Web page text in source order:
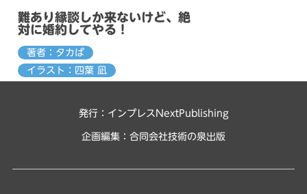
難あり縁談しか来ないけど、絶
対に婚約してやる！
著者：タカば
イラスト：四葉 凪
発行：インプレスNextPublishing
企画編集： 合同会社技術の泉出版